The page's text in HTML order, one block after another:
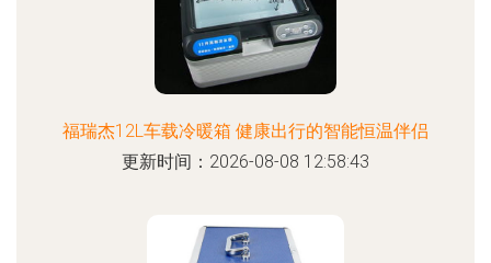
福瑞杰12L车载冷暖箱 健康出行的智能恒温伴侣
更新时间：2026-08-08 12:58:43